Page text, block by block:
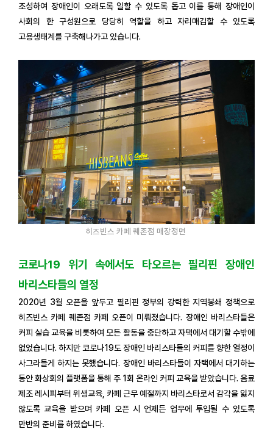
조성하여 장애인이 오래도록 일할 수 있도록 돕고 이를 통해 장애인이
사회의 한 구성원으로 당당히 역할을 하고 자리매김할 수 있도록
고용생태계를 구축해나가고 있습니다.
히즈빈스 카페 퀘존점 매장정면
코로나19 위기 속에서도 타오르는 필리핀 장애인
바리스타들의 열정
2020년 3월 오픈을 앞두고 필리핀 정부의 강력한 지역봉쇄 정책으로
히즈빈스 카페 퀘존점 카페 오픈이 미뤄졌습니다. 장애인 바리스타들은
커피 실습 교육을 비롯하여 모든 활동을 중단하고 자택에서 대기할 수밖에
없었습니다. 하지만 코로나19도 장애인 바리스타들의 커피를 향한 열정이
사그라들게 하지는 못했습니다. 장애인 바리스타들이 자택에서 대기하는
동안 화상회의 플랫폼을 통해 주 1회 온라인 커피 교육을 받았습니다. 음료
제조 레시피부터 위생교육, 카페 근무 예절까지 바리스타로서 감각을 잃지
않도록 교육을 받으며 카페 오픈 시 언제든 업무에 투입될 수 있도록
만반의 준비를 하였습니다.